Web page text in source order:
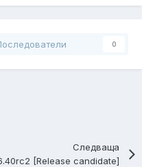
0
Следваща
[Release candidate]